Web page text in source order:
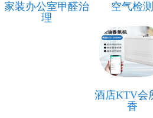
家装办公室甲醛治
理
空气检测
酒店KTV会
香